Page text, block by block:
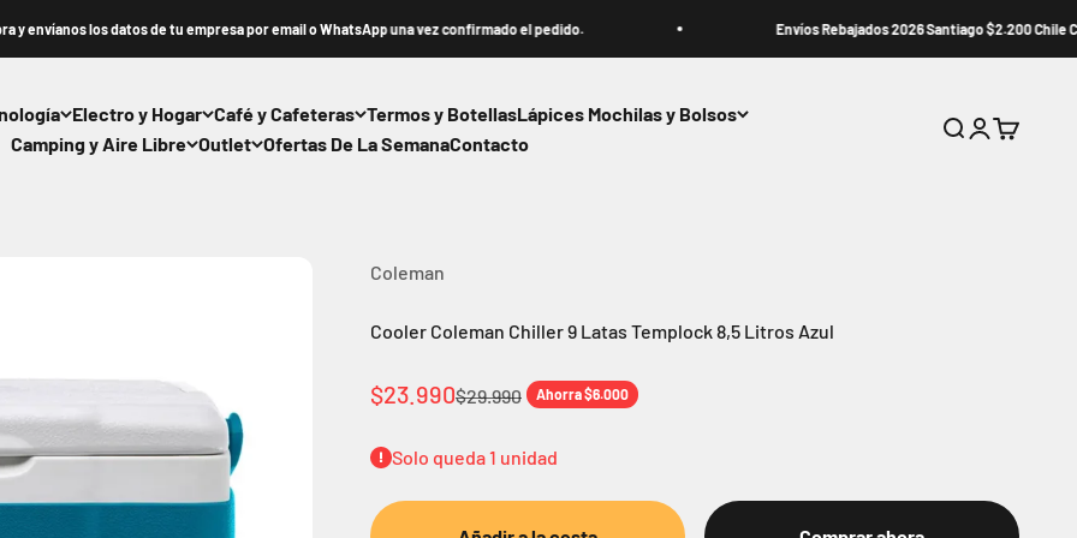
datos de tu empresa por email o WhatsApp una vez confirmado el pedido. Envíos Rebajados 2026 Santiago $2.200 Chile Central
Electro y Hogar Café y Cafeteras Termos y BotellasLápices Mochilas y Bolsos
Camping y Aire Libre Outlet Ofertas De La SemanaContacto
BuscarIniciar sesión
Carrito
Coleman
Cooler Coleman Chiller 9 Latas Templock 8,5 Litros Azul
Precio de oferta
$23.990Precio normal
$29.990 Ahorra $6.000
Solo queda 1 unidad